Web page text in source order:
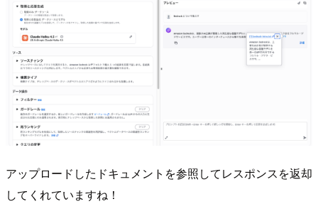
アップロードしたドキュメントを参照してレスポンスを返却
してくれていますね！